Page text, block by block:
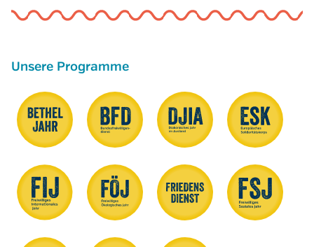
Unsere Programme